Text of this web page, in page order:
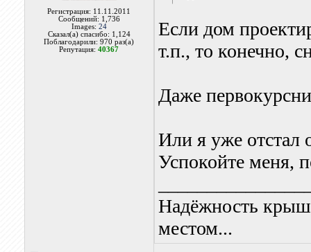
Регистрация: 11.11.2011
Сообщений: 1,736
Images: 24
Сказал(а) спасибо: 1,124
Поблагодарили: 970 раз(а)
Репутация:40367
Если дом
т.п., то конечно,
Даже
Или я уже отстал
Успокойте меня,
Надёжность
местом...